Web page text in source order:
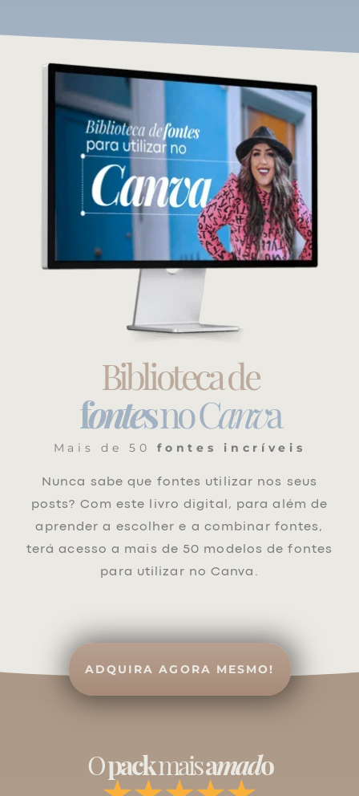
Biblioteca de
fontesno Canva
Mais de 50fontes incríveis
Nunca sabe que fontes utilizar nos seus
posts? Com este livro digital, para além de
aprender a escolher e a combinar fontes,
terá acesso a mais de 50 modelos de fontes
para utilizar no Canva.
ADQUIRA AGORA MESMO!
Opackmaisamado